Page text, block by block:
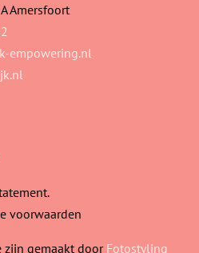
Amersfoort
empowering.nl
voorwaarden
zijn gemaakt door Fotostyling